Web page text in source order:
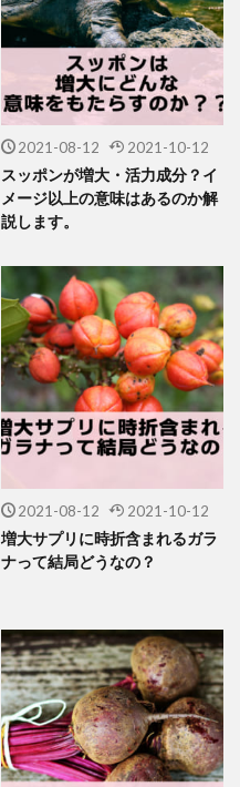
2021-08-12 2021-10-12
スッポンが増大・活力成分？イ
メージ以上の意味はあるのか解
説します。
2021-08-12 2021-10-12
増大サプリに時折含まれるガラ
ナって結局どうなの？